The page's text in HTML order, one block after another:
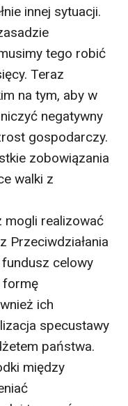
innej sytuacji.
tego robić
Teraz
na tym, aby w
negatywny
gospodarczy.
zobowiązania
walki z
mogli realizować
Przeciwdziałania
celowy
formę
ich
specustawy
państwa.
między